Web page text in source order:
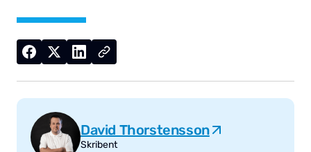
David Thorstensson
Skribent